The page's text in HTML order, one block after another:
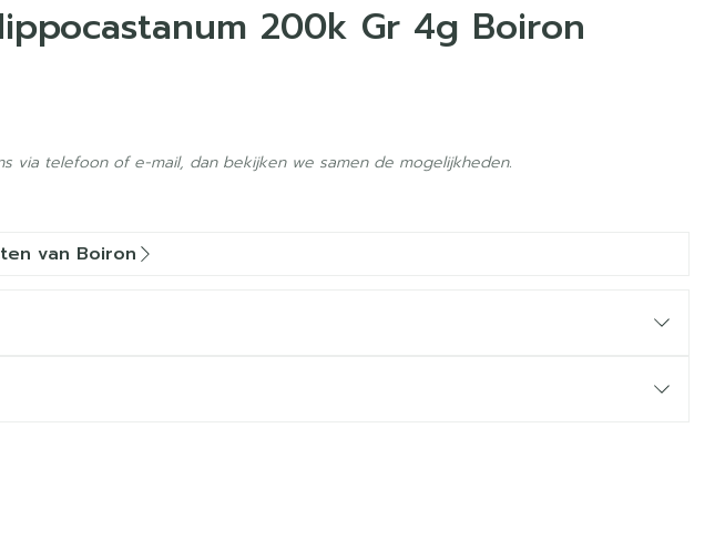
200k Gr 4g Boiron
via telefoon of e-mail, dan bekijken we samen de mogelijkheden.
van Boiron